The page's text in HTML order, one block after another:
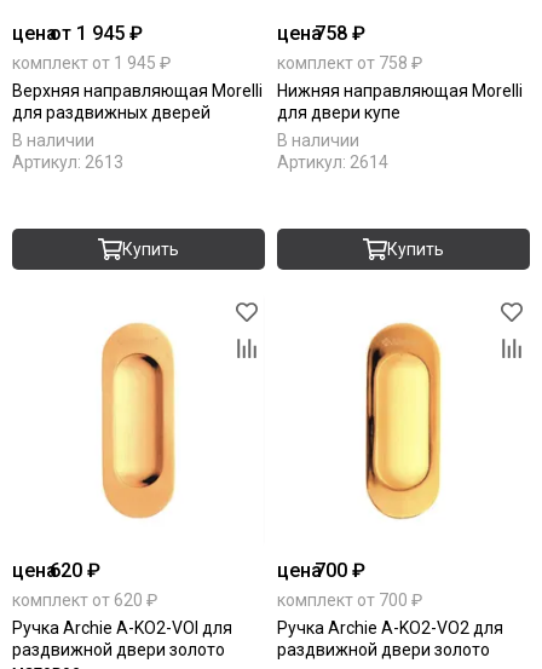
ценаот 1 945 ₽
комплект от 1 945 ₽
Верхняя направляющая Morelli
для раздвижных дверей
В наличии
Артикул: 2613
Купить
цена758 ₽
комплект от 758 ₽
Нижняя направляющая Morelli
для двери купе
В наличии
Артикул: 2614
Купить
цена620 ₽
комплект от 620 ₽
Ручка Archie A-KO2-VOI для
раздвижной двери золото
цена700 ₽
комплект от 700 ₽
Ручка Archie A-KO2-VO2 для
раздвижной двери золото